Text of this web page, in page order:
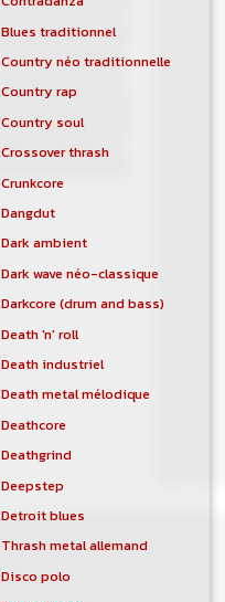
Blues traditionnel
Country néo traditionnelle
Country rap
Country soul
Crossover thrash
Crunkcore
Dangdut
Dark ambient
Dark wave néo-classique
Darkcore (drum and bass)
Death 'n' roll
Death industriel
Death metal mélodique
Deathcore
Deathgrind
Deepstep
Detroit blues
Thrash metal allemand
Disco polo